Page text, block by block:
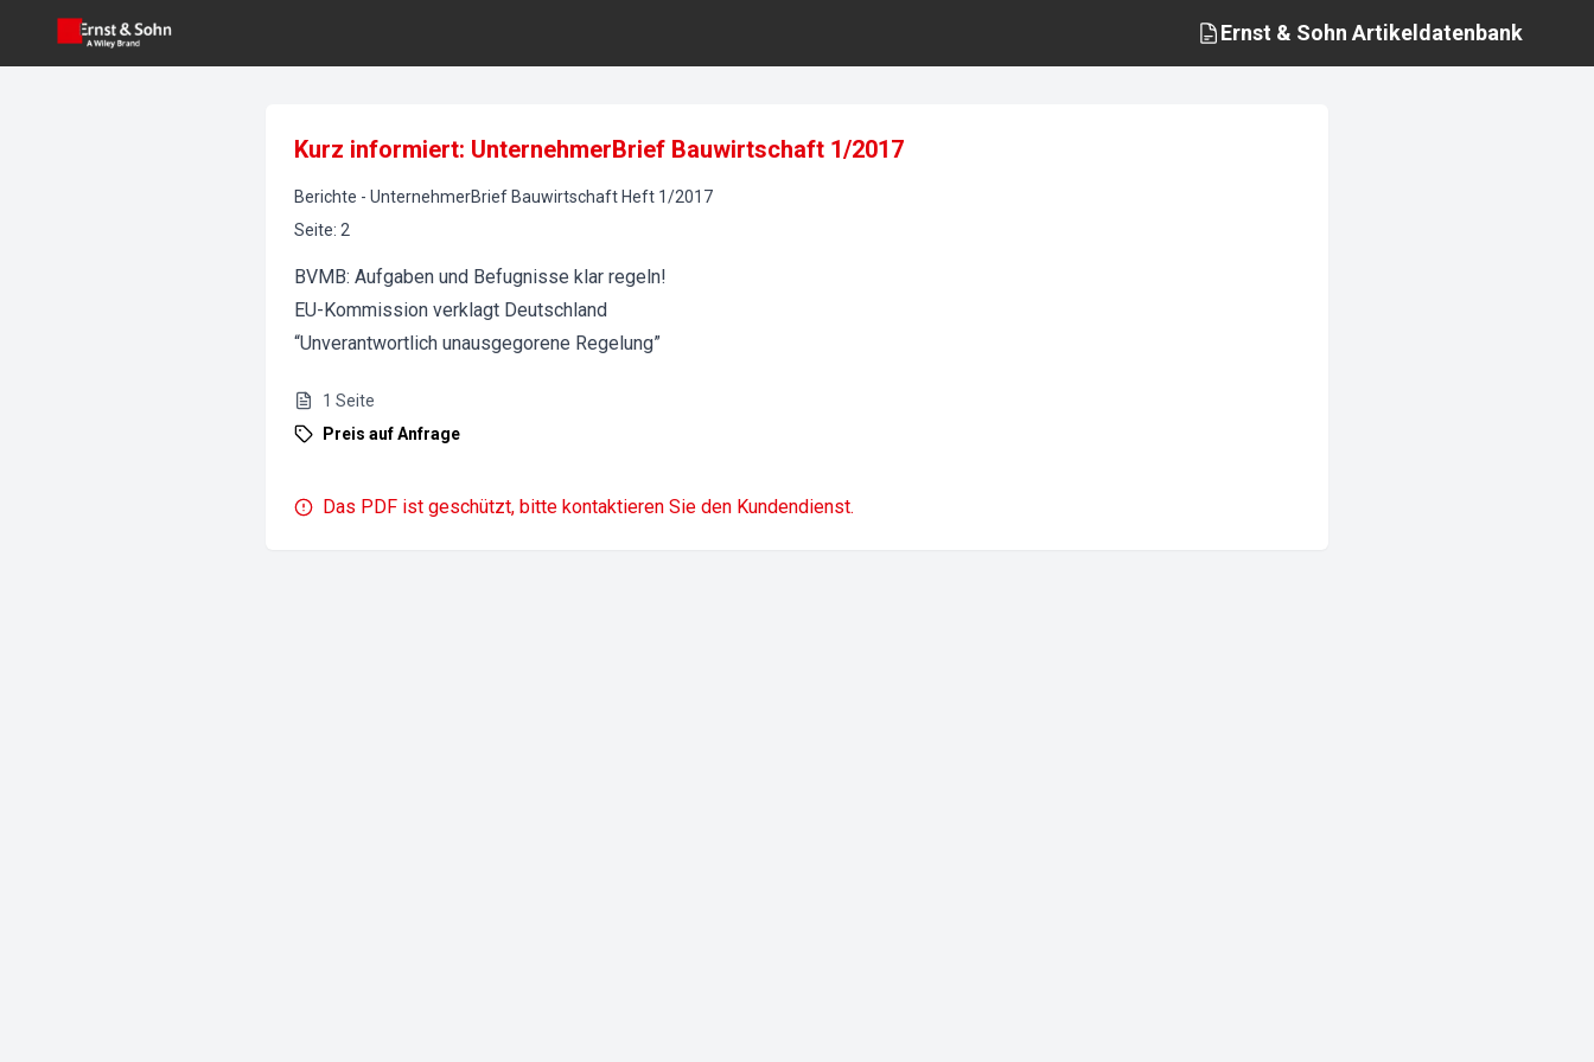
Ernst & Sohn Artikeldatenbank
Kurz informiert: UnternehmerBrief Bauwirtschaft 1/2017
Berichte - UnternehmerBrief Bauwirtschaft Heft 1/2017
Seite: 2
BVMB: Aufgaben und Befugnisse klar regeln!
EU-Kommission verklagt Deutschland
“Unverantwortlich unausgegorene Regelung”
1 Seite
Preis auf Anfrage
Das PDF ist geschützt, bitte kontaktieren Sie den Kundendienst.